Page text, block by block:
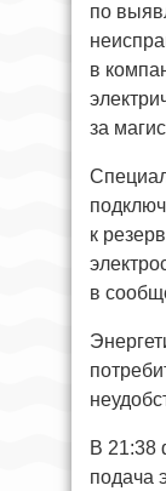
по
в
за
к
в
В 21:38
подача